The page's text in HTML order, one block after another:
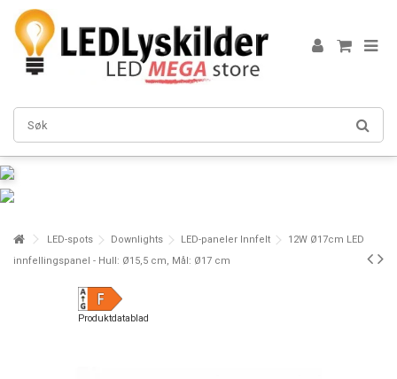
LED-spots Downlights LED-paneler Innfelt
12W Ø17cm LED
innfellingspanel - Hull: Ø15,5 cm, Mål: Ø17 cm
Produktdatablad